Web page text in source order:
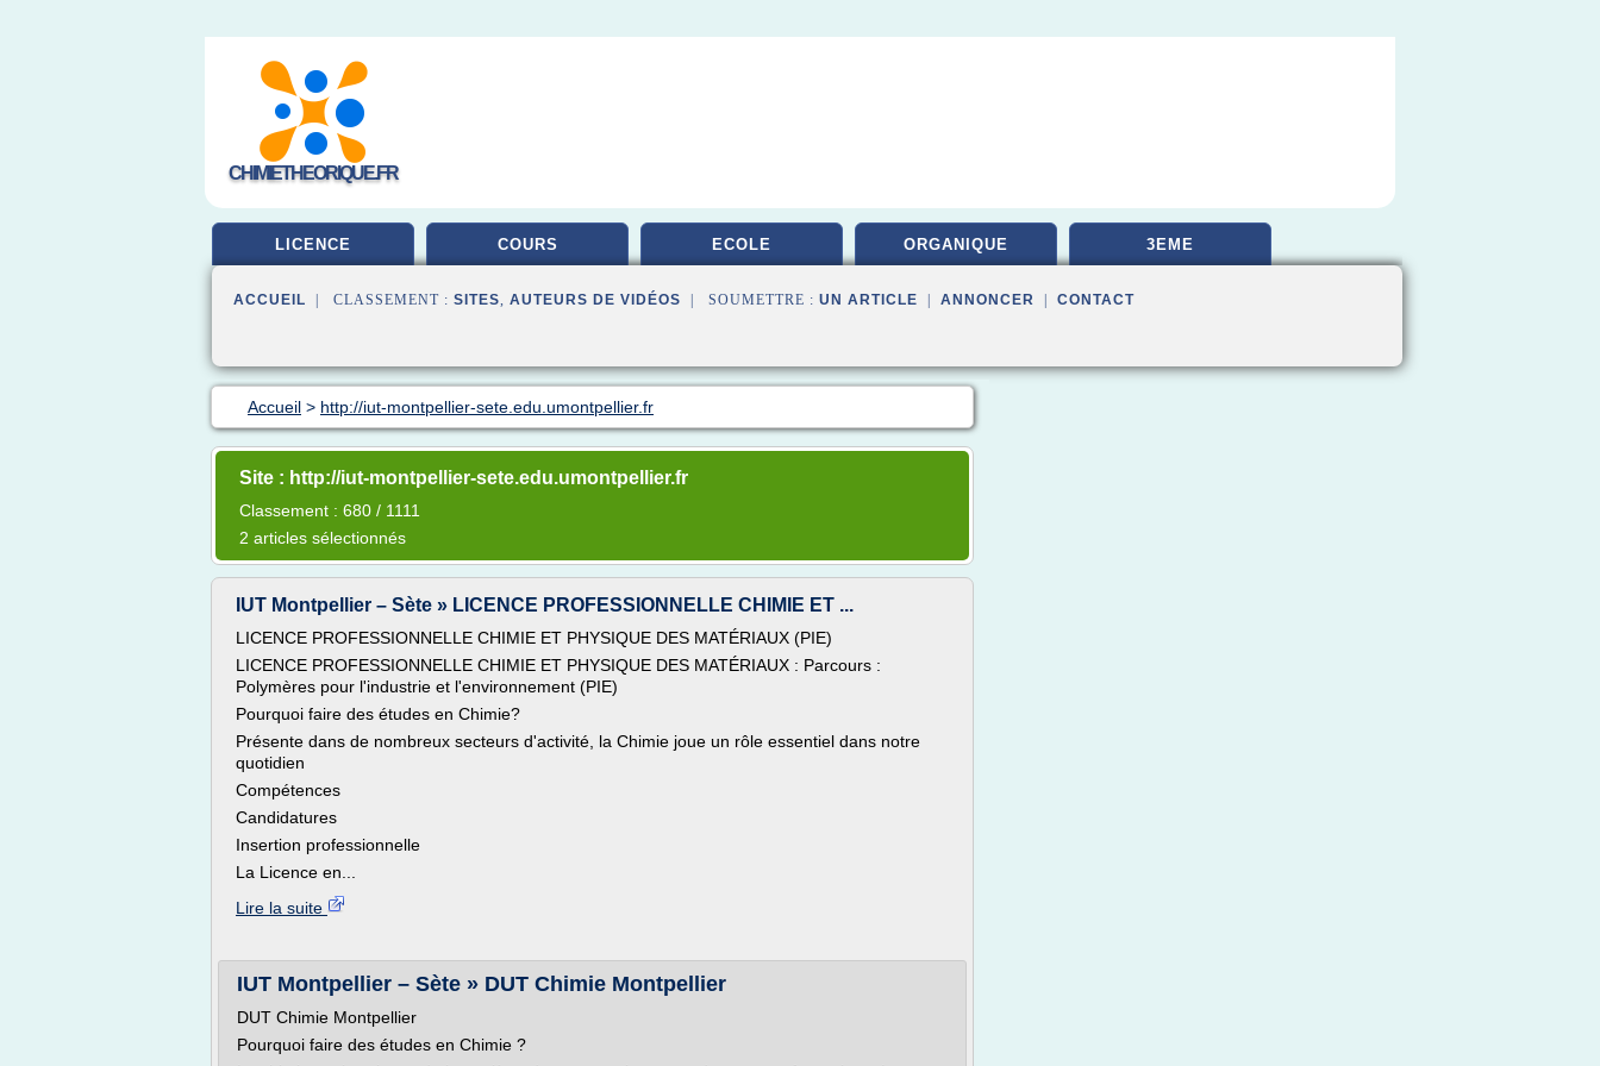
CHIMIETHEORIQUE.FR
LICENCE COURS ECOLE ORGANIQUE 3EME
ACCUEIL | CLASSEMENT : SITES, AUTEURS DE VIDÉOS | SOUMETTRE : UN ARTICLE ANNONCER CONTACT
Accueil > http://iut-montpellier-sete.edu.umontpellier.fr
Site : http://iut-montpellier-sete.edu.umontpellier.fr
Classement : 680 / 1111
2 articles sélectionnés
IUT Montpellier – Sète » LICENCE PROFESSIONNELLE CHIMIE ET ...
LICENCE PROFESSIONNELLE CHIMIE ET PHYSIQUE DES MATÉRIAUX (PIE)
LICENCE PROFESSIONNELLE CHIMIE ET PHYSIQUE DES MATÉRIAUX : Parcours :
Polymères pour l'industrie et l'environnement (PIE)
Pourquoi faire des études en Chimie?
Présente dans de nombreux secteurs d'activité, la Chimie joue un rôle essentiel dans notre
quotidien
Compétences
Candidatures
Insertion professionnelle
La Licence en...
Lire la suite
IUT Montpellier – Sète » DUT Chimie Montpellier
DUT Chimie Montpellier
Pourquoi faire des études en Chimie ?